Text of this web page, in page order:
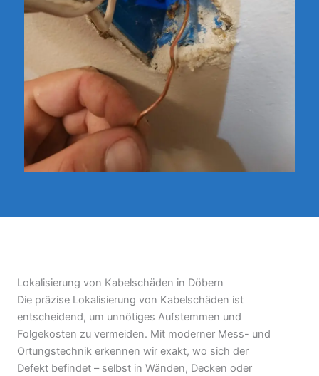
Lokalisierung von Kabelschäden in Döbern
Die präzise Lokalisierung von Kabelschäden ist
entscheidend, um unnötiges Aufstemmen und
Folgekosten zu vermeiden. Mit moderner Mess- und
Ortungstechnik erkennen wir exakt, wo sich der
Defekt befindet – selbst in Wänden, Decken oder